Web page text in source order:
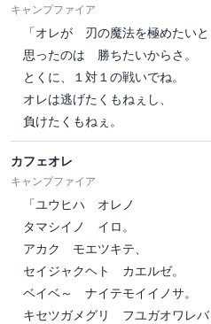
キャンプファイア
「オレが 刃の魔法を極めたいと
思ったのは 勝ちたいからさ。
とくに、１対１の戦いでね。
オレは逃げたくもねぇし、
負けたくもねぇ。
カフェオレ
キャンプファイア
「ユウヒハ オレノ
タマシイノ イロ。
アカク モエツキテ、
セイジャクヘト カエルゼ。
ベイベ～ ナイテモイイノサ。
キセツガメグリ フユガオワレバ